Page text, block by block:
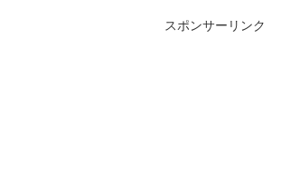
スポンサーリンク